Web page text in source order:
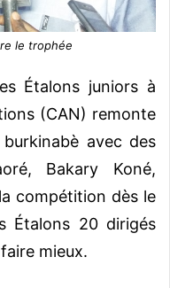
le trophée
Étalons juniors à
(CAN) remonte
avec des
Bakary Koné,
compétition dès le
Étalons 20 dirigés
mieux.